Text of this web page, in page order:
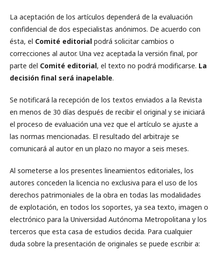
La aceptación de los artículos dependerá de la evaluación
confidencial de dos especialistas anónimos. De acuerdo con
ésta, el Comité editorial podrá solicitar cambios o
correcciones al autor. Una vez aceptada la versión final, por
parte del Comité editorial, el texto no podrá modificarse. La
decisión final será inapelable.
Se notificará la recepción de los textos enviados a la Revista
en menos de 30 días después de recibir el original y se iniciará
el proceso de evaluación una vez que el artículo se ajuste a
las normas mencionadas. El resultado del arbitraje se
comunicará al autor en un plazo no mayor a seis meses.
Al someterse a los presentes lineamientos editoriales, los
autores conceden la licencia no exclusiva para el uso de los
derechos patrimoniales de la obra en todas las modalidades
de explotación, en todos los soportes, ya sea texto, imagen o
electrónico para la Universidad Autónoma Metropolitana y los
terceros que esta casa de estudios decida. Para cualquier
duda sobre la presentación de originales se puede escribir a: